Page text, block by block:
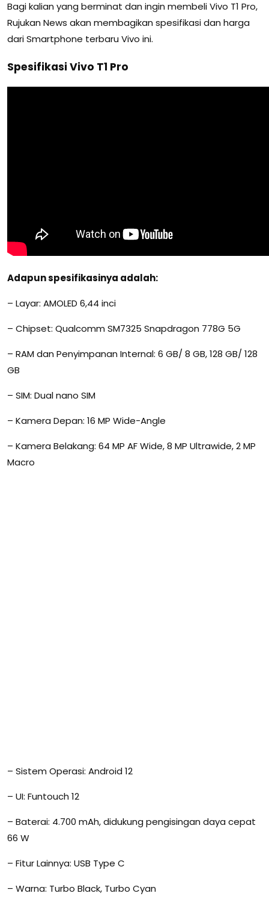
Bagi kalian yang berminat dan ingin membeli Vivo T1 Pro,
Rujukan News akan membagikan spesifikasi dan harga
dari Smartphone terbaru Vivo ini.
Spesifikasi Vivo T1 Pro
Adapun spesifikasinya adalah:
– Layar: AMOLED 6,44 inci
– Chipset: Qualcomm SM7325 Snapdragon 778G 5G
– RAM dan Penyimpanan Internal: 6 GB/ 8 GB, 128 GB/ 128
GB
– SIM: Dual nano SIM
– Kamera Depan: 16 MP Wide-Angle
– Kamera Belakang: 64 MP AF Wide, 8 MP Ultrawide, 2 MP
Macro
– Sistem Operasi: Android 12
– UI: Funtouch 12
– Baterai: 4.700 mAh, didukung pengisingan daya cepat
66 W
– Fitur Lainnya: USB Type C
– Warna: Turbo Black, Turbo Cyan